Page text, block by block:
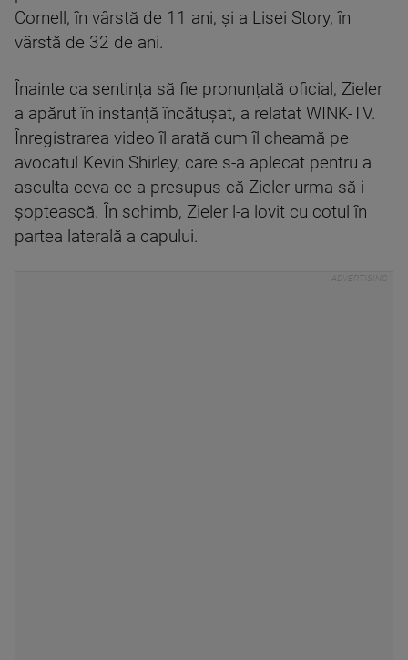
Cornell, în vârstă de 11 ani, și a Lisei Story, în
vârstă de 32 de ani.
Înainte ca sentința să fie pronunțată oficial, Zieler
a apărut în instanță încătușat, a relatat WINK-TV.
Înregistrarea video îl arată cum îl cheamă pe
avocatul Kevin Shirley, care s-a aplecat pentru a
asculta ceva ce a presupus că Zieler urma să-i
șoptească. În schimb, Zieler l-a lovit cu cotul în
partea laterală a capului.